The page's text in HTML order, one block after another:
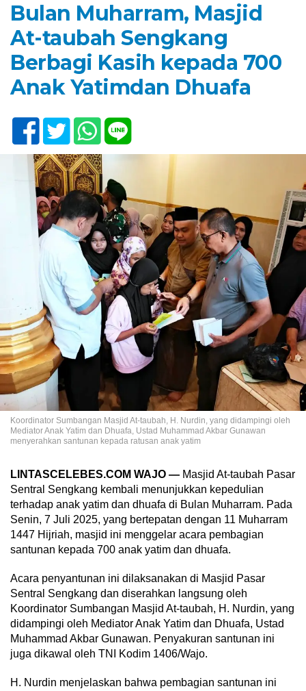
Bulan Muharram, Masjid
At-taubah Sengkang
Berbagi Kasih kepada 700
Anak Yatimdan Dhuafa
Koordinator Sumbangan Masjid At-taubah, H. Nurdin, yang didampingi oleh
Mediator Anak Yatim dan Dhuafa, Ustad Muhammad Akbar Gunawan
menyerahkan santunan kepada ratusan anak yatim
LINTASCELEBES.COM WAJO — Masjid At-taubah Pasar
Sentral Sengkang kembali menunjukkan kepedulian
terhadap anak yatim dan dhuafa di Bulan Muharram. Pada
Senin, 7 Juli 2025, yang bertepatan dengan 11 Muharram
1447 Hijriah, masjid ini menggelar acara pembagian
santunan kepada 700 anak yatim dan dhuafa.
Acara penyantunan ini dilaksanakan di Masjid Pasar
Sentral Sengkang dan diserahkan langsung oleh
Koordinator Sumbangan Masjid At-taubah, H. Nurdin, yang
didampingi oleh Mediator Anak Yatim dan Dhuafa, Ustad
Muhammad Akbar Gunawan. Penyakuran santunan ini
juga dikawal oleh TNI Kodim 1406/Wajo.
H. Nurdin menjelaskan bahwa pembagian santunan ini